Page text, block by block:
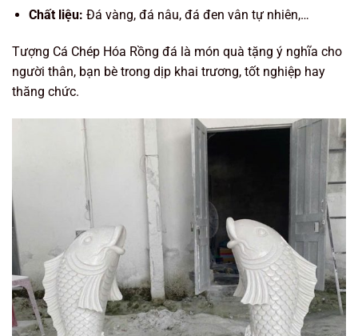
Chất liệu: Đá vàng, đá nâu, đá đen vân tự nhiên,…
Tượng Cá Chép Hóa Rồng đá là món quà tặng ý nghĩa cho
người thân, bạn bè trong dịp khai trương, tốt nghiệp hay
thăng chức.